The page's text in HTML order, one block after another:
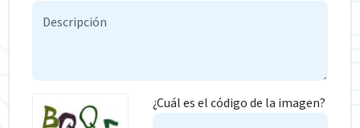
¿Cuál es el código de la imagen?